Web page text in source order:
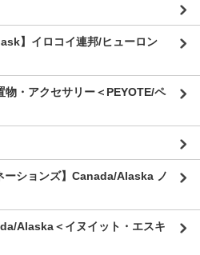
】イロコイ連邦/ヒューロン
・アクセサリー＜PEYOTE/ペ
ションズ】Canada/Alaska ノ
Alaska＜イヌイット・エスキ